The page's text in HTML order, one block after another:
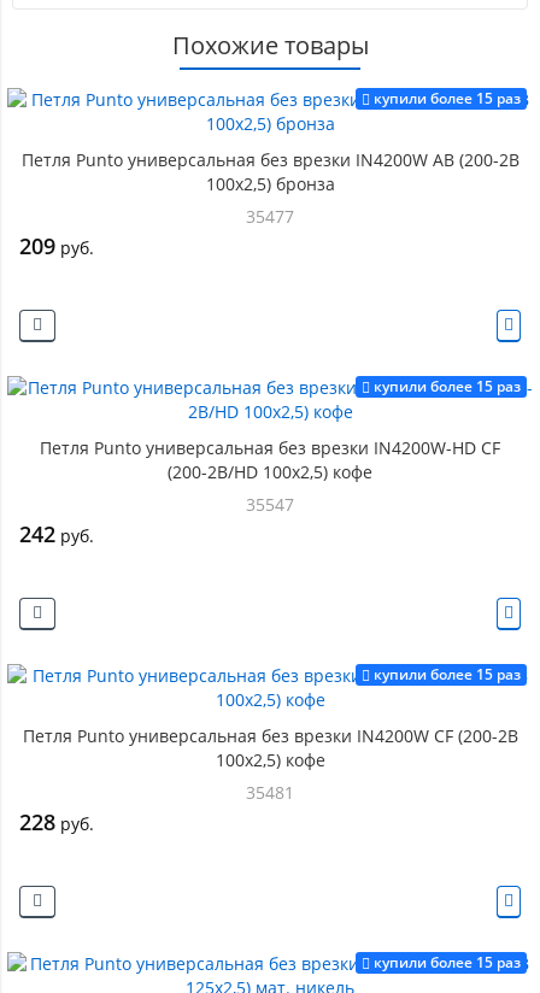
Похожие товары
купили более 15 раз
Петля Punto универсальная без врезки IN4200W AB (200-2B
100x2,5) бронза
35477
209 руб.
купили более 15 раз
Петля Punto универсальная без врезки IN4200W-HD CF
(200-2B/HD 100x2,5) кофе
35547
242 руб.
купили более 15 раз
Петля Punto универсальная без врезки IN4200W CF (200-2B
100x2,5) кофе
35481
228 руб.
купили более 15 раз